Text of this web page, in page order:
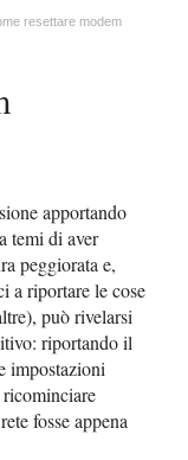
resettare modem
apportando
temi di aver
peggiorata e,
a riportare le cose
può rivelarsi
riportando il
impostazioni
ricominciare
fosse appena